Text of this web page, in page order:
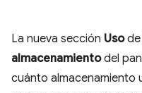
La nueva sección Usode
almacenamientodel
cuánto almacenamiento